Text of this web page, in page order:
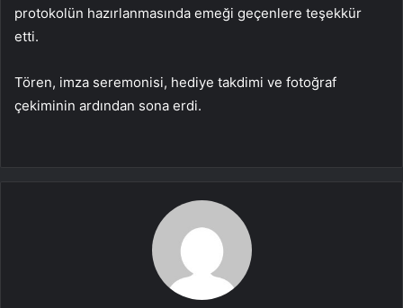
protokolün hazırlanmasında emeği geçenlere teşekkür
etti.
Tören, imza seremonisi, hediye takdimi ve fotoğraf
çekiminin ardından sona erdi.